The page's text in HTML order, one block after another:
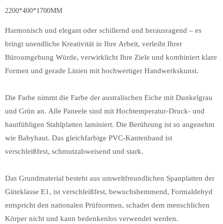
2200*400*1700MM
Harmonisch und elegant oder schillernd und herausragend – es
bringt unendliche Kreativität in Ihre Arbeit, verleiht Ihrer
Büroumgebung Würde, verwirklicht Ihre Ziele und kombiniert klare
Formen und gerade Linien mit hochwertiger Handwerkskunst.
Die Farbe nimmt die Farbe der australischen Eiche mit Dunkelgrau
und Grün an. Alle Paneele sind mit Hochtemperatur-Druck- und
hautfühligen Stahlplatten laminiert. Die Berührung ist so angenehm
wie Babyhaut. Das gleichfarbige PVC-Kantenband ist
verschleißfest, schmutzabweisend und stark.
Das Grundmaterial besteht aus umweltfreundlichen Spanplatten der
Güteklasse E1, ist verschleißfest, bewuchshemmend, Formaldehyd
entspricht den nationalen Prüfnormen, schadet dem menschlichen
Körper nicht und kann bedenkenlos verwendet werden.